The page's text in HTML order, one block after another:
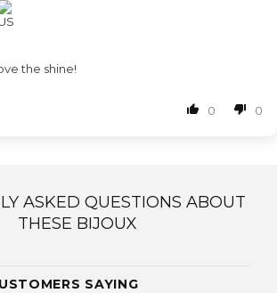
the shine!
0 0
ASKED QUESTIONS ABOUT
THESE BIJOUX
SAYING